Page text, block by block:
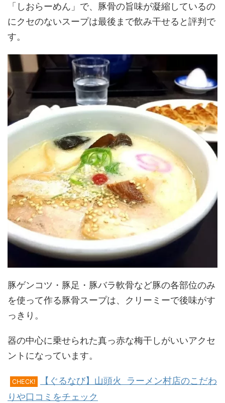
「しおらーめん」で、豚骨の旨味が凝縮しているの
にクセのないスープは最後まで飲み干せると評判で
す。
豚ゲンコツ・豚足・豚バラ軟骨など豚の各部位のみ
を使って作る豚骨スープは、クリーミーで後味がす
っきり。
器の中心に乗せられた真っ赤な梅干しがいいアクセ
ントになっています。
CHECK!
【ぐるなび】山頭火 ラーメン村店のこだわ
りや口コミをチェック